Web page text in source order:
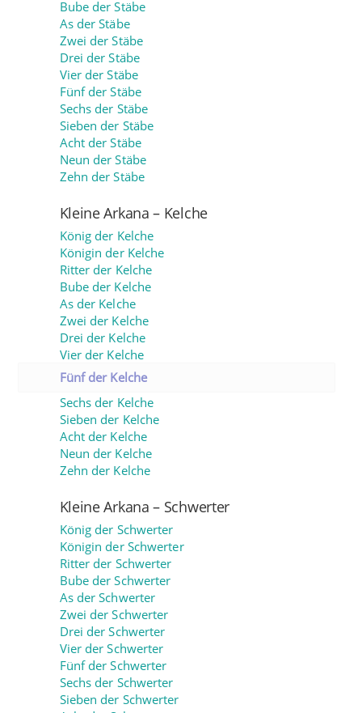
Bube der Stäbe
As der Stäbe
Zwei der Stäbe
Drei der Stäbe
Vier der Stäbe
Fünf der Stäbe
Sechs der Stäbe
Sieben der Stäbe
Acht der Stäbe
Neun der Stäbe
Zehn der Stäbe
Kleine Arkana – Kelche
König der Kelche
Königin der Kelche
Ritter der Kelche
Bube der Kelche
As der Kelche
Zwei der Kelche
Drei der Kelche
Vier der Kelche
Fünf der Kelche
Sechs der Kelche
Sieben der Kelche
Acht der Kelche
Neun der Kelche
Zehn der Kelche
Kleine Arkana – Schwerter
König der Schwerter
Königin der Schwerter
Ritter der Schwerter
Bube der Schwerter
As der Schwerter
Zwei der Schwerter
Drei der Schwerter
Vier der Schwerter
Fünf der Schwerter
Sechs der Schwerter
Sieben der Schwerter